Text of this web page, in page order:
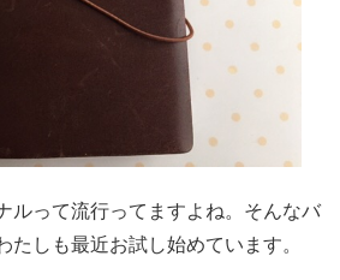
ルって流行ってますよね。そんなバ
たしも最近お試し始めています。